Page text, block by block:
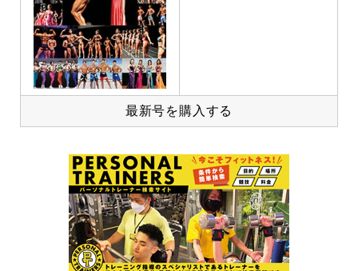
最新号を購入する